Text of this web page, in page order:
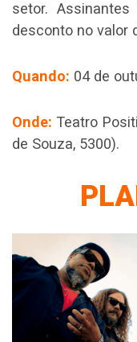
setor. Assinantes
desconto no valor
Quando: 04 de
Onde: Teatro
de Souza, 5300).